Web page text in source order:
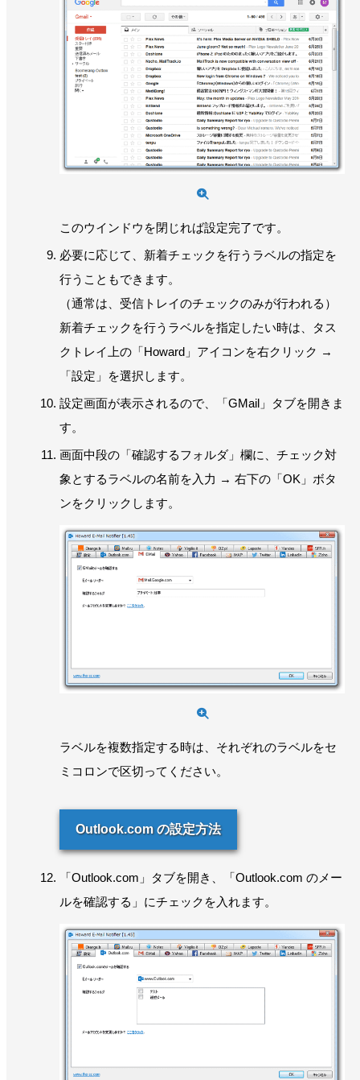
このウインドウを閉じれば設定完了です。
必要に応じて、新着チェックを行うラベルの指定を
行うこともできます。
（通常は、受信トレイのチェックのみが行われる）
新着チェックを行うラベルを指定したい時は、タス
クトレイ上の「Howard」アイコンを右クリック →
「設定」を選択します。
設定画面が表示されるので、「GMail」タブを開きま
す。
画面中段の「確認するフォルダ」欄に、チェック対
象とするラベルの名前を入力 → 右下の「OK」ボタ
ンをクリックします。
ラベルを複数指定する時は、それぞれのラベルをセ
ミコロンで区切ってください。
Outlook.com の設定方法
「Outlook.com」タブを開き、「Outlook.com のメー
ルを確認する」にチェックを入れます。